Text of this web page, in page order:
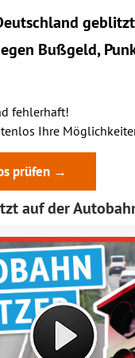
Bußgeld,
fehlerhaft!
Ihre
prüfen →
auf der